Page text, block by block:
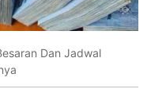
Dan Jadwal